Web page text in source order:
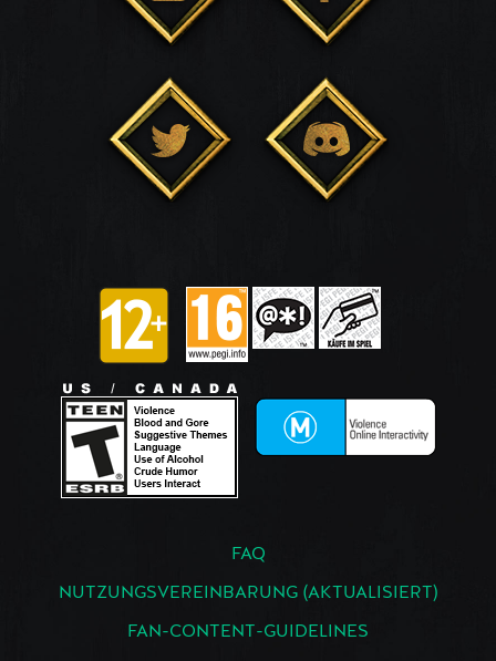
FAQ
NUTZUNGSVEREINBARUNG (AKTUALISIERT)
FAN-CONTENT-GUIDELINES